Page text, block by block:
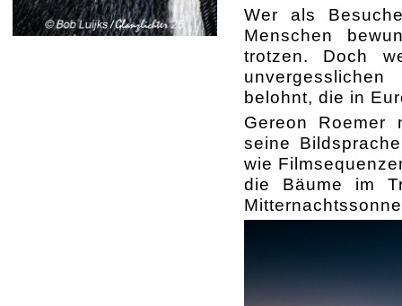
Wer als
Menschen
trotzen. Doch
belohnt, die in
Gereon Roemer
seine
wie
die Bäume im